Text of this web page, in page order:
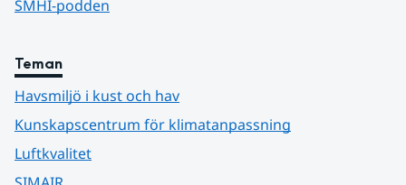
SMHI-podden
Teman
Havsmiljö i kust och hav
Kunskapscentrum för klimatanpassning
Luftkvalitet